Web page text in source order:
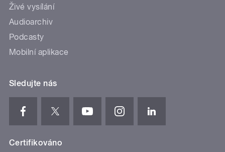
Živé vysílání
Audioarchiv
Podcasty
Mobilní aplikace
Sledujte nás
Certifikováno